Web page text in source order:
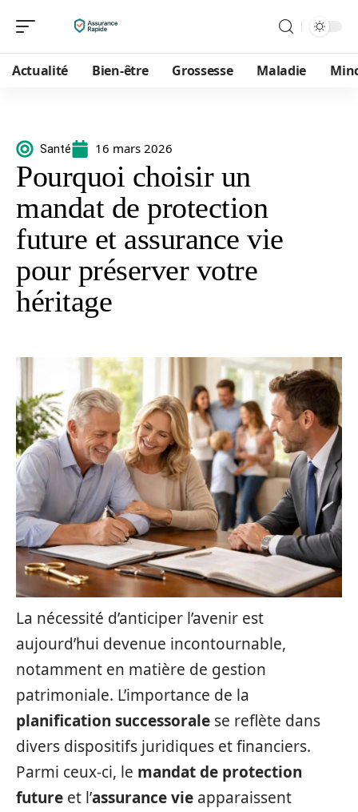
Actualité Bien-être Grossesse Maladie
Santé 16 mars 2026
Pourquoi choisir un
mandat de protection
future et assurance vie
pour préserver votre
héritage
La nécessité d’anticiper l’avenir est
aujourd’hui devenue incontournable,
notamment en matière de gestion
patrimoniale. L’importance de la
planification successorale se reflète dans
divers dispositifs juridiques et financiers.
Parmi ceux-ci, le mandat de protection
future et l’assurance vie apparaissent